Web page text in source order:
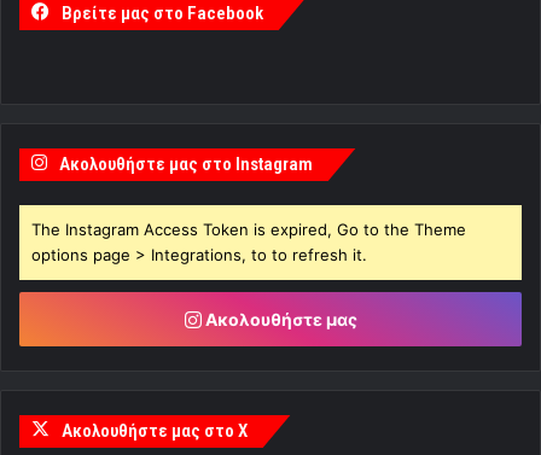
Βρείτε μας στο Facebook
Ακολουθήστε μας στο Instagram
The Instagram Access Token is expired, Go to the Theme
options page > Integrations, to to refresh it.
Ακολουθήστε μας
Ακολουθήστε μας στο X